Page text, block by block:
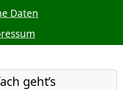
Daten
geht’s